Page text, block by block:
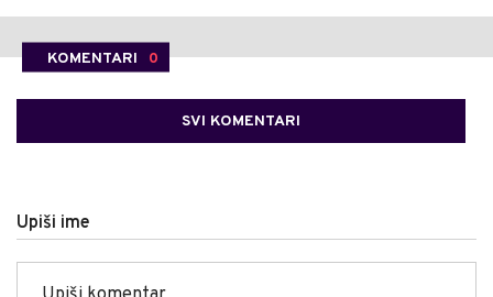
KOMENTARI 0
SVI KOMENTARI
Upiši ime